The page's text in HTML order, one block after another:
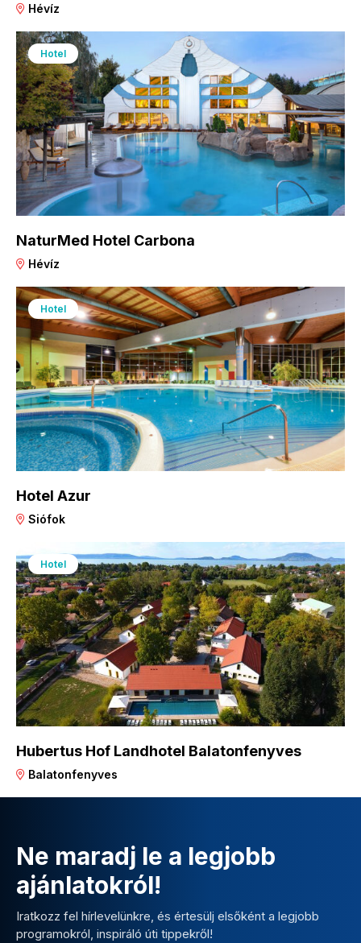
Hévíz
Hotel
NaturMed Hotel Carbona
Hévíz
Hotel
Hotel Azur
Siófok
Hotel
Hubertus Hof Landhotel Balatonfenyves
Balatonfenyves
Ne maradj le a legjobb
ajánlatokról!
Iratkozz fel hírlevelünkre, és értesülj elsőként a legjobb
programokról, inspiráló úti tippekről!